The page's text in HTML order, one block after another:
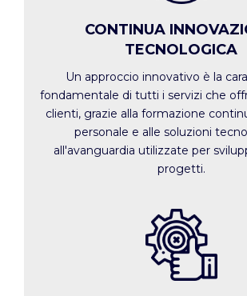
CONTINUA
TECNOLOGICA
Un approccio innovativo è la
fondamentale di tutti i servizi che
clienti, grazie alla formazione
personale e alle soluzioni
all'avanguardia utilizzate per
progetti.